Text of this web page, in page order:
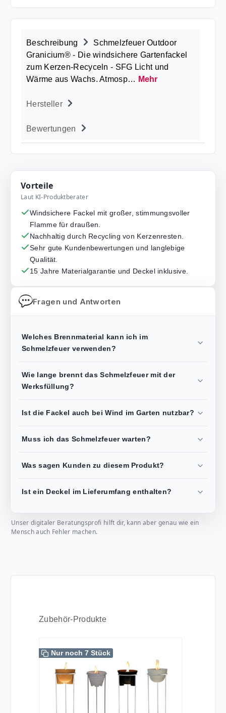
Beschreibung
Schmelzfeuer Outdoor
Granicium® - Die windsichere Gartenfackel
zum Kerzen-Recyceln - SFG Licht und
Wärme aus Wachs. Atmosp… Mehr
Hersteller
Bewertungen
Vorteile
Laut KI-Produktberater
Windsichere Fackel mit großer, stimmungsvoller
Flamme für draußen.
Nachhaltig durch Recycling von Kerzenresten.
Sehr gute Kundenbewertungen und langlebige
Qualität.
15 Jahre Materialgarantie und Deckel inklusive.
Fragen und Antworten
Welches Brennmaterial kann ich im
Schmelzfeuer verwenden?
Wie lange brennt das Schmelzfeuer mit der
Werksfüllung?
Ist die Fackel auch bei Wind im Garten nutzbar?
Muss ich das Schmelzfeuer warten?
Was sagen Kunden zu diesem Produkt?
Ist ein Deckel im Lieferumfang enthalten?
Unser digitaler Beratungsprofi hilft dir, kann aber genau wie ein
Mensch auch Fehler machen.
Produktgalerie überspringen
Zubehör-Produkte
Nur noch 7 Stück